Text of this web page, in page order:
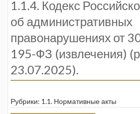
1.1.4. Кодекс
об административных
правонарушениях от
195-ФЗ (извлечения)
23.07.2025).
Рубрики: 1.1. Нормативные акты